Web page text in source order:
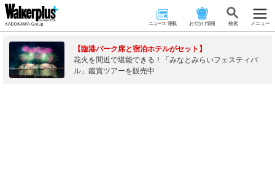
ニュース･連載 おでかけ情報 検 索 メニュー
【臨港パーク席と宿泊ホテルがセット】
花火を間近で堪能できる！「みなとみらいフェスティバ
ル」鑑賞ツアーを販売中